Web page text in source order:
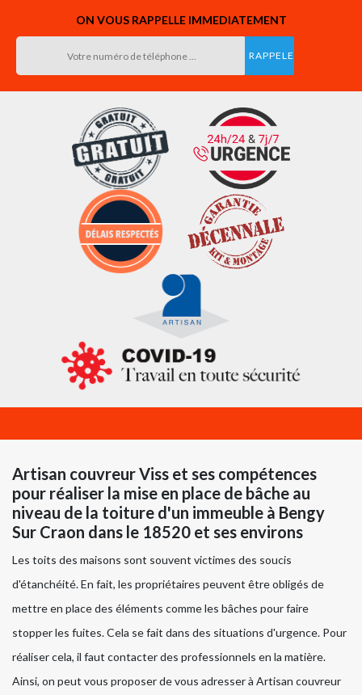
ON VOUS RAPPELLE IMMEDIATEMENT
Artisan couvreur Viss et ses compétences
pour réaliser la mise en place de bâche au
niveau de la toiture d'un immeuble à Bengy
Sur Craon dans le 18520 et ses environs
Les toits des maisons sont souvent victimes des soucis
d'étanchéité. En fait, les propriétaires peuvent être obligés de
mettre en place des éléments comme les bâches pour faire
stopper les fuites. Cela se fait dans des situations d'urgence. Pour
réaliser cela, il faut contacter des professionnels en la matière.
Ainsi, on peut vous proposer de vous adresser à Artisan couvreur